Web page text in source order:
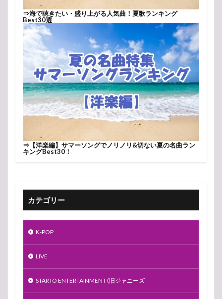
⇒海で聴きたい・盛り上がる人気曲！夏歌ランキング
Best30選
⇒ 【洋楽編】サマーソングでノリノリ&切ない夏の名曲ラン
キングBest30！
カテゴリー
K-POP
LIVE
STARTO ENTERTAINMENT (旧ジャニーズ